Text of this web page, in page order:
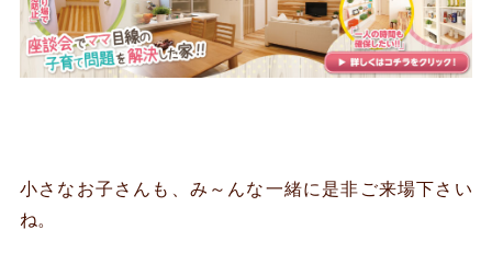
小さなお子さんも、み～んな一緒に是非ご来場下さい
ね。